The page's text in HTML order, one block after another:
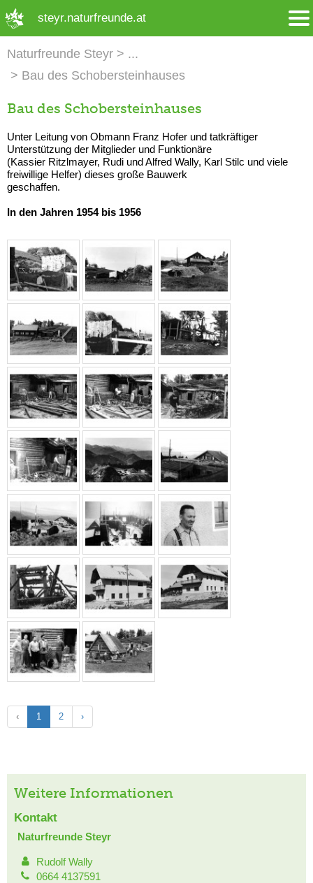
steyr.naturfreunde.at
Naturfreunde Steyr
Bau des Schobersteinhauses
Bau des Schobersteinhauses
Unter Leitung von Obmann Franz Hofer und tatkräftiger
Unterstützung der Mitglieder und Funktionäre
(Kassier Ritzlmayer, Rudi und Alfred Wally, Karl Stilc und viele
freiwillige Helfer) dieses große Bauwerk
geschaffen.
In den Jahren 1954 bis 1956
‹ 1 2 ›
Weitere Informationen
Kontakt
Naturfreunde Steyr
Rudolf Wally
0664 4137591